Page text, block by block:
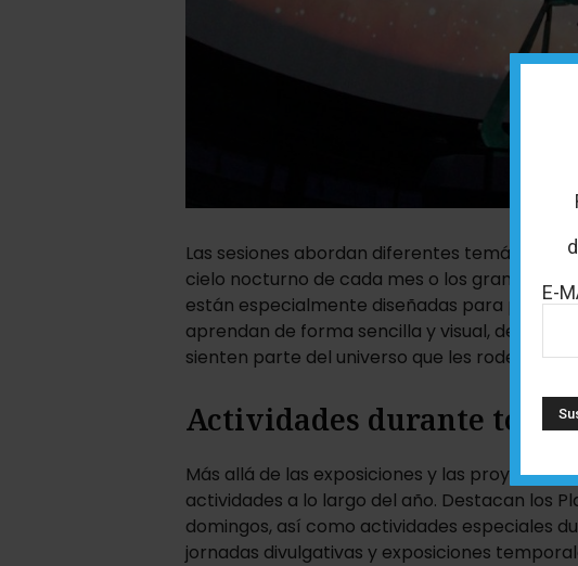
Las sesiones abordan diferentes temáticas
cielo nocturno de cada mes o los grandes
están especialmente diseñadas para público
aprendan de forma sencilla y visual,
sienten parte del universo que les rodea.
Actividades durante todo
Más allá de las exposiciones y las
actividades a lo largo del año. Destacan los
domingos, así como actividades especiales
jornadas divulgativas y exposiciones
E-